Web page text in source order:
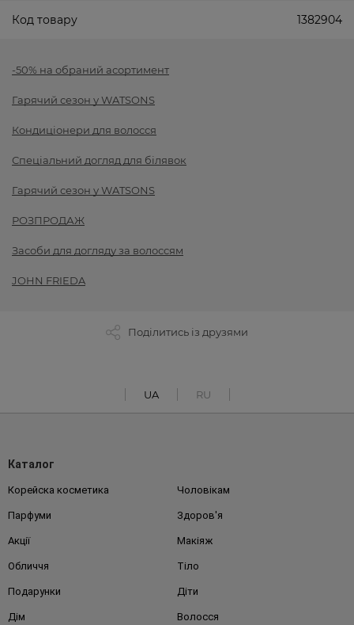
Код товару 1382904
-50% на обраний асортимент
Гарячий сезон у WATSONS
Кондиціонери для волосся
Спеціальний догляд для білявок
Гарячий сезон у WATSONS
РОЗПРОДАЖ
Засоби для догляду за волоссям
JOHN FRIEDA
Поділитись із друзями
UA RU
Каталог
Корейска косметика Чоловікам
Парфуми Здоров'я
Акції Макіяж
Обличчя Тіло
Подарунки Діти
Дім Волосся